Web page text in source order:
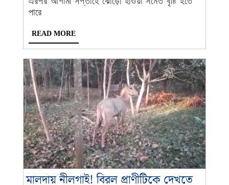
পারে
READ MOREREAD
MORE
মালদায় নীলগাই! বিরল প্রাণীটিকে দেখতে